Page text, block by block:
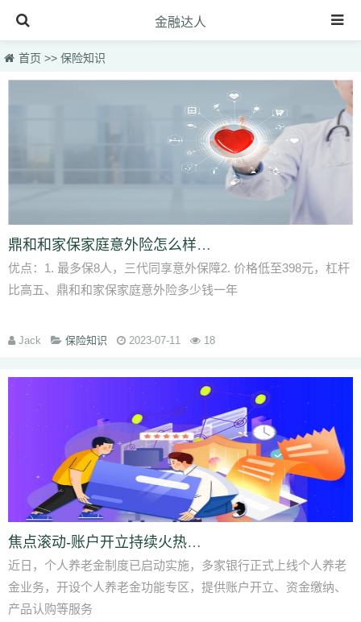
金融达人
首页
理财品种
理财产品
首页 >> 保险知识
鼎和和家保家庭意外险怎么样-多少钱一年-值得买吗-
优点：1. 最多保8人，三代同享意外保障2. 价格低至398元，杠杆
比高五、鼎和和家保家庭意外险多少钱一年
Jack 保险知识 2023-07-11 18
焦点滚动-账户开立持续火热！个人养老金产品“货架”有待更新_1
近日，个人养老金制度已启动实施，多家银行正式上线个人养老
金业务，开设个人养老金功能专区，提供账户开立、资金缴纳、
产品认购等服务